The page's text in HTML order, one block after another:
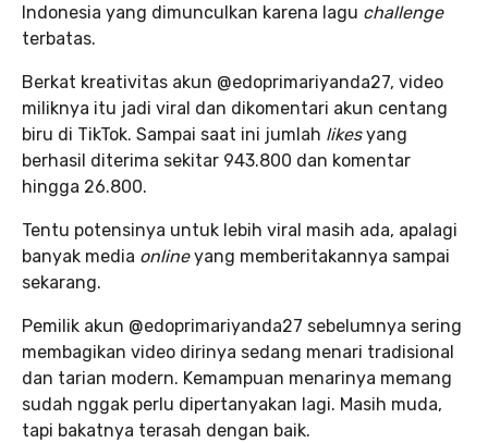
Indonesia yang dimunculkan karena lagu challenge
terbatas.
Berkat kreativitas akun @edoprimariyanda27, video
miliknya itu jadi viral dan dikomentari akun centang
biru di TikTok. Sampai saat ini jumlah likesyang
berhasil diterima sekitar 943.800 dan komentar
hingga 26.800.
Tentu potensinya untuk lebih viral masih ada, apalagi
banyak media onlineyang memberitakannya sampai
sekarang.
Pemilik akun @edoprimariyanda27 sebelumnya sering
membagikan video dirinya sedang menari tradisional
dan tarian modern. Kemampuan menarinya memang
sudah nggak perlu dipertanyakan lagi. Masih muda,
tapi bakatnya terasah dengan baik.